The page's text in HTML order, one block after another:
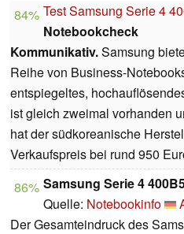
84% Test Samsung Serie 4
Notebookcheck
Kommunikativ.Samsung
Reihe von Business-
entspiegeltes,
ist gleich zweimal vorhanden
hat der südkoreanische
Verkaufspreis bei rund 950
86% Samsung Serie 4
Quelle: Notebookinfo
Der Gesamteindruck des